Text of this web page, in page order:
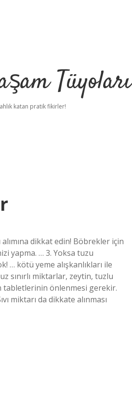
Tüyoları
katan pratik fikirler!
dikkat edin! Böbrekler için
yapma. … 3. Yoksa tuzu
… kötü yeme alışkanlıkları ile
sınırlı miktarlar, zeytin, tuzlu
tabletlerinin önlenmesi gerekir.
miktarı da dikkate alınması